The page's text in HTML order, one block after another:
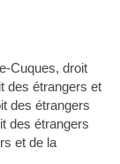
Cuques, droit
des étrangers et
des étrangers
des étrangers
et de la